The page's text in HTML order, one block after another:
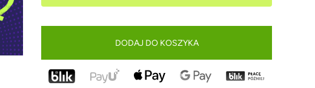
DODAJ DO KOSZYKA